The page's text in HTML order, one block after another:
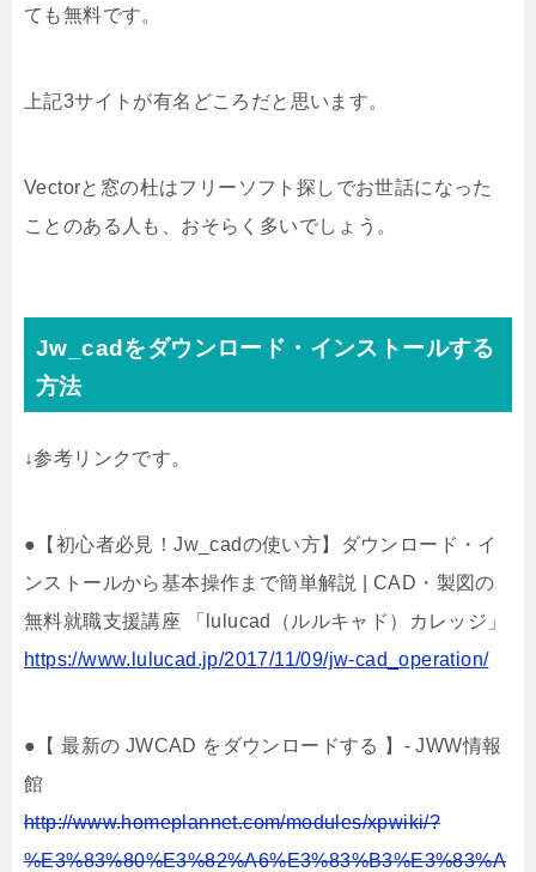
ても無料です。
上記3サイトが有名どころだと思います。
Vectorと窓の杜はフリーソフト探しでお世話になった
ことのある人も、おそらく多いでしょう。
Jw_cadをダウンロード・インストールする
方法
↓参考リンクです。
●【初心者必見！Jw_cadの使い方】ダウンロード・イ
ンストールから基本操作まで簡単解説 | CAD・製図の
無料就職支援講座 「lulucad（ルルキャド）カレッジ」
https://www.lulucad.jp/2017/11/09/jw-cad_operation/
●【 最新の JWCAD をダウンロードする 】- JWW情報
館
http://www.homeplannet.com/modules/xpwiki/?
%E3%83%80%E3%82%A6%E3%83%B3%E3%83%A